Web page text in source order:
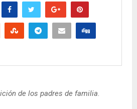
de los padres de familia